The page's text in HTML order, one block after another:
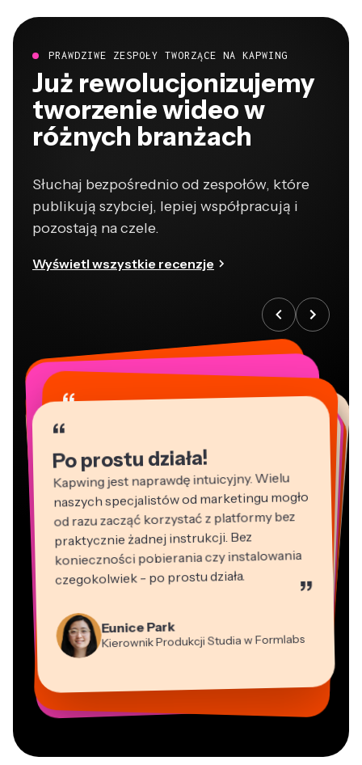
PRAWDZIWE ZESPOŁY TWORZĄCE NA KAPWING
Już rewolucjonizujemy
tworzenie wideo w
różnych branżach
Słuchaj bezpośrednio od zespołów, które
publikują szybciej, lepiej współpracują i
pozostają na czele.
Wyświetl wszystkie recenzje
“
Po prostu działa!
Kapwing jest naprawdę intuicyjny. Wielu
naszych specjalistów od marketingu mogło
od razu zacząć korzystać z platformy bez
praktycznie żadnej instrukcji. Bez
konieczności pobierania czy instalowania
czegokolwiek - po prostu działa. ”
Eunice Park
Kierownik Produkcji Studia w Formlabs
“
“
AuthentIQMarketing.com
Panos Papagapiou
Wspólnik zarządzający w EPATHLON
“
Kerry-lee Farla
Gracie Peng
“
Heidi Rae
Edukacja
“
Konsultant
“
“
Dina Segovia